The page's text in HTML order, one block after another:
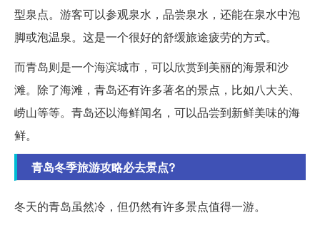
型泉点。游客可以参观泉水，品尝泉水，还能在泉水中泡
脚或泡温泉。这是一个很好的舒缓旅途疲劳的方式。
而青岛则是一个海滨城市，可以欣赏到美丽的海景和沙
滩。除了海滩，青岛还有许多著名的景点，比如八大关、
崂山等等。青岛还以海鲜闻名，可以品尝到新鲜美味的海
鲜。
青岛冬季旅游攻略必去景点?
冬天的青岛虽然冷，但仍然有许多景点值得一游。